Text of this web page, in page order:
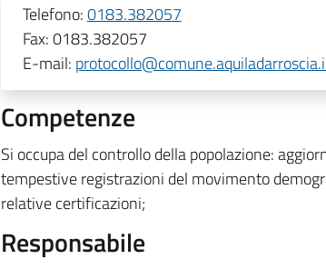
Telefono:0183.382057
Fax:0183.382057
E-mail:
Competenze
Si occupa del controllo della popolazione:
tempestive registrazioni del movimento
relative certificazioni;
Responsabile